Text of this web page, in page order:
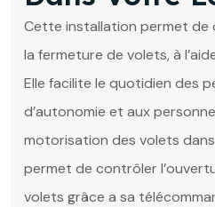
Cette installation permet de
la fermeture de volets, à
Elle facilite le quotidien des
d’autonomie et aux
motorisation des volets
permet de contrôler
volets grâce a sa